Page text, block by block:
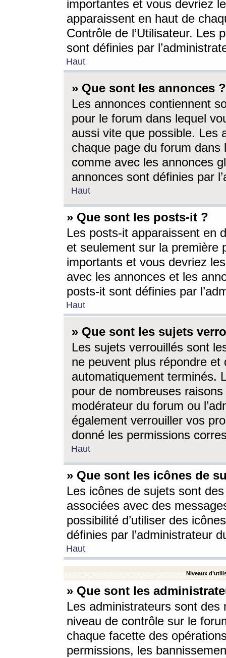
importantes et vous devriez
apparaissent en haut de
Contrôle de l’Utilisateur. Les
sont définies par
Haut
» Que sont les annonces ?
Les annonces contiennent
pour le forum dans lequel
aussi vite que possible. Les
chaque page du forum dans
comme avec les annonces
annonces sont définies par
Haut
» Que sont les posts-it ?
Les posts-it apparaissent en
et seulement sur la première
importants et vous devriez
avec les annonces et les
posts-it sont définies par
Haut
» Que sont les sujets
Les sujets verrouillés sont
ne peuvent plus répondre
automatiquement terminés.
pour de nombreuses
modérateur du forum ou
également verrouiller vos
donné les permissions
Haut
» Que sont les icônes de
Les icônes de sujets sont
associées avec des
possibilité d’utiliser des
définies par l’administrateur
Haut
Niveaux
» Que sont les
Les administrateurs sont
niveau de contrôle sur le
chaque facette des
permissions, les